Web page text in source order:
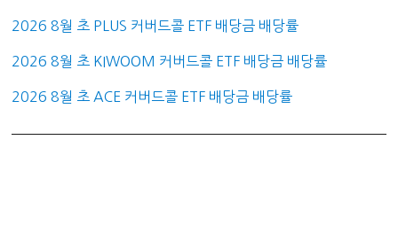
2026 8월 초 PLUS 커버드콜 ETF 배당금 배당률
2026 8월 초 KIWOOM 커버드콜 ETF 배당금 배당률
2026 8월 초 ACE 커버드콜 ETF 배당금 배당률